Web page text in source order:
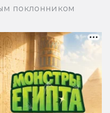
поклонником